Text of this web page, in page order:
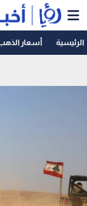
الرئيسية أسعار